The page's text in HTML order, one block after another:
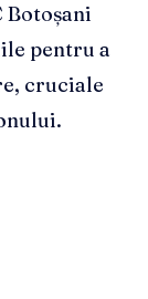
Botoșani
pentru a
cruciale